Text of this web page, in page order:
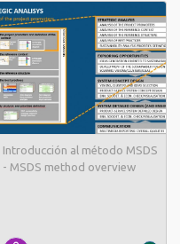
Introducción al método MSDS
- MSDS method overview